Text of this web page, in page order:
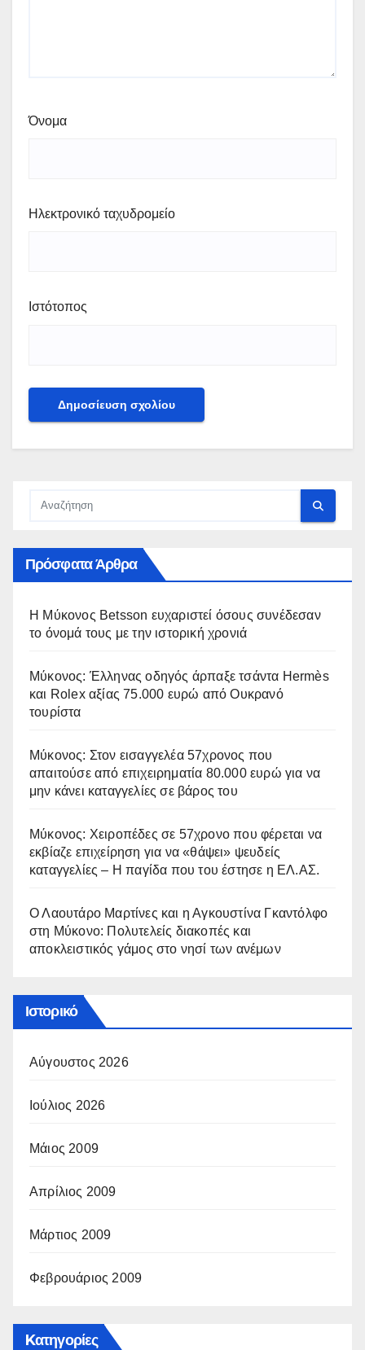
Όνομα
Ηλεκτρονικό ταχυδρομείο
Ιστότοπος
Πρόσφατα Άρθρα
Η Μύκονος Betsson ευχαριστεί όσους συνέδεσαν
το όνομά τους με την ιστορική χρονιά
Μύκονος: Έλληνας οδηγός άρπαξε τσάντα Hermès
και Rolex αξίας 75.000 ευρώ από Ουκρανό
τουρίστα
Μύκονος: Στον εισαγγελέα 57χρονος που
απαιτούσε από επιχειρηματία 80.000 ευρώ για να
μην κάνει καταγγελίες σε βάρος του
Μύκονος: Χειροπέδες σε 57χρονο που φέρεται να
εκβίαζε επιχείρηση για να «θάψει» ψευδείς
καταγγελίες – Η παγίδα που του έστησε η ΕΛ.ΑΣ.
Ο Λαουτάρο Μαρτίνες και η Αγκουστίνα Γκαντόλφο
στη Μύκονο: Πολυτελείς διακοπές και
αποκλειστικός γάμος στο νησί των ανέμων
Ιστορικό
Αύγουστος 2026
Ιούλιος 2026
Μάιος 2009
Απρίλιος 2009
Μάρτιος 2009
Φεβρουάριος 2009
Kατηγορίες